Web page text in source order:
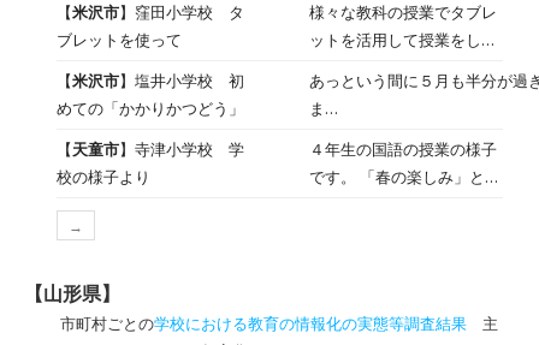
イト」の危険性について、
一度個人情報を握られると
家族への脅迫により抜け出
せなくなる実態が語られ、
万が一そのような状況に陥
った際は証拠を保存して警
察に助けを求めることの重
生み出せないアイデアを磨
し合いながら作業をすすめ
ています。 【５年２組】国
語 聞いて聞いて聞いてみよ
う！ 聞き手、話し手、記録
に分かれてお友達にインタ
ビュー。 今日は役割分担を
決めました。（最終的には
生、新しいタブレットも使
【米沢市】窪田小学校 タ
ブレットを使って
様々な教科の授業でタブレ
ットを活用して授業をして
業で、各自で計算問題に挑
戦していました。 ４年生；
社会の授業で、山形県の市
町村について調べ学習をし
【米沢市】塩井小学校 初
めての「かかりかつどう」
あっという間に５月も半分が過
ま
新年度の生活もだいぶ軌道に乗
今日はどんな学習に取り組んで
ね！ ４年生は理科の学習。テレビには「ゾウ
【天童市】寺津小学校 学
校の様子より
４年生の国語の授業の様子
です。 「春の楽しみ」とい
り、図書室に行って本で調
→
【山形県】
市町村ごとの学校における教育の情報化の実態等調査結果 主